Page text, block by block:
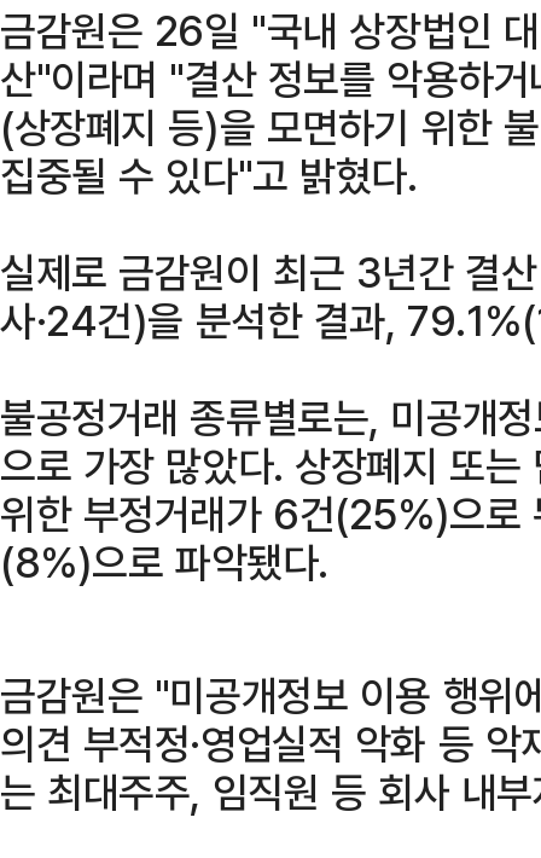
금감원은 26일 "국내 상장법인
산"이라며 "결산 정보를 악용하
(상장폐지 등)을 모면하기 위한
집중될 수 있다"고 밝혔다.
실제로 금감원이 최근 3년간 결
사·24건)을 분석한 결과,
불공정거래 종류별로는, 미공개
으로 가장 많았다. 상장폐지 또
위한 부정거래가 6건(25%)으로
(8%)으로 파악됐다.
금감원은 "미공개정보 이용 행위
의견 부적정·영업실적 악화 등
는 최대주주, 임직원 등 회사 내